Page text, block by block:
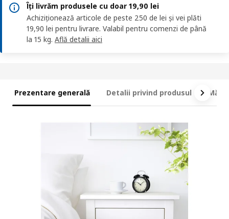
Îți livrăm produsele cu doar 19,90 lei
Achiziționează articole de peste 250 de lei și vei plăti
19,90 lei pentru livrare. Valabil pentru comenzi de până
la 15 kg. Află detalii aici
Prezentare generală Detalii privind produsul